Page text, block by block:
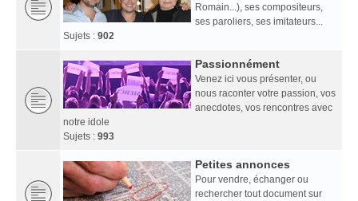
Romain...), ses compositeurs,
ses paroliers, ses imitateurs...
Sujets : 902
Passionnément
Venez ici vous présenter, ou
nous raconter votre passion, vos
anecdotes, vos rencontres avec
notre idole
Sujets : 993
Petites annonces
Pour vendre, échanger ou
rechercher tout document sur